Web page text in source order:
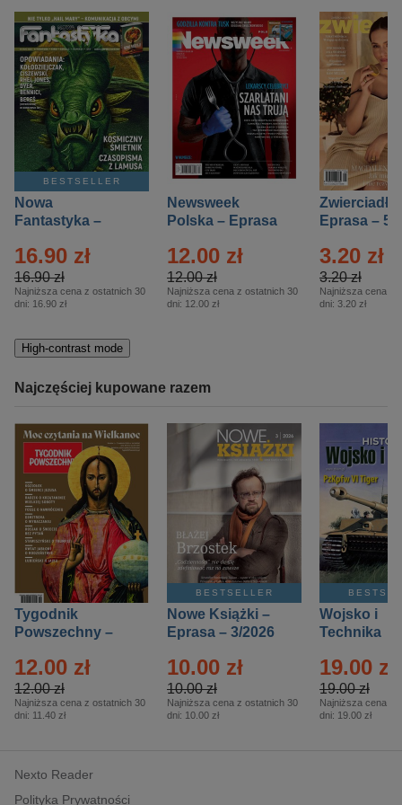
BESTSELLER
Nowa
Fantastyka –
16.90 zł
16.90 zł
Najniższa cena z ostatnich 30
dni: 16.90 zł
Newsweek
Polska – Eprasa
12.00 zł
12.00 zł
Najniższa cena z ostatnich 30
dni: 12.00 zł
Zwierciadło
Eprasa – 5/
3.20 zł
3.20 zł
Najniższa cena z
dni: 3.20 zł
High-contrast mode
Najczęściej kupowane razem
Tygodnik
Powszechny –
12.00 zł
12.00 zł
Najniższa cena z ostatnich 30
dni: 11.40 zł
BESTSELLER
Nowe Książki –
Eprasa – 3/2026
10.00 zł
10.00 zł
Najniższa cena z ostatnich 30
dni: 10.00 zł
Wojsko i
Technika
– 2/2026
19.00 zł
19.00 zł
Najniższa cena z
dni: 19.00 zł
Nexto Reader
Polityka Prywatności